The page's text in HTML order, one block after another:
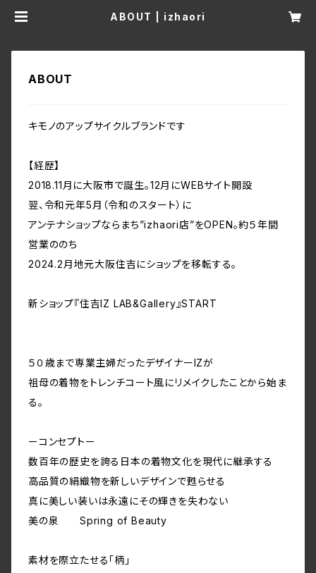
ABOUT | izhaori
ABOUT
キモノのアップサイクルブランドです
【経歴】
2018.11月に大阪市で誕生。12月にWEBサイト開設
翌、令和元年5月（令和のスタート）に
アンテナショップならまち”izhaori店”をOPEN。約５年間
営業ののち
2024.2月地元大阪住吉にショップを移転する。
新ショップ『住吉IZ LAB&Gallery』START
５０歳まで専業主婦だったデザイナーIZが
祖母の着物をトレンチコート風にリメイクしたことから始ま
る。
ーコンセプトー
数百年の歴史を誇る日本の着物文化を現代に継承する
高品質の絹織物を新しいデザインで甦らせる
真に美しい装いは永遠にその輝きを失わない
美の泉 Spring of Beauty
素材を際立たせる「柄」